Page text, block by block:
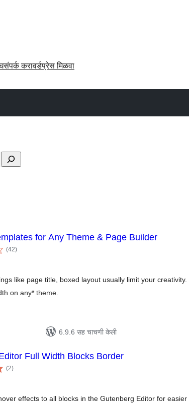
संपर्क करावर्डप्रेस मिळवा
for Any Theme & Page Builder
(42एकूण
मूल्यांकन
)
like page title, boxed layout usually limit your creativity.
on any* theme.
6.9.6 सह चाचणी केली
Full Width Blocks Border
(2एकूण
मूल्यांकन
)
effects to all blocks in the Gutenberg Editor for easier